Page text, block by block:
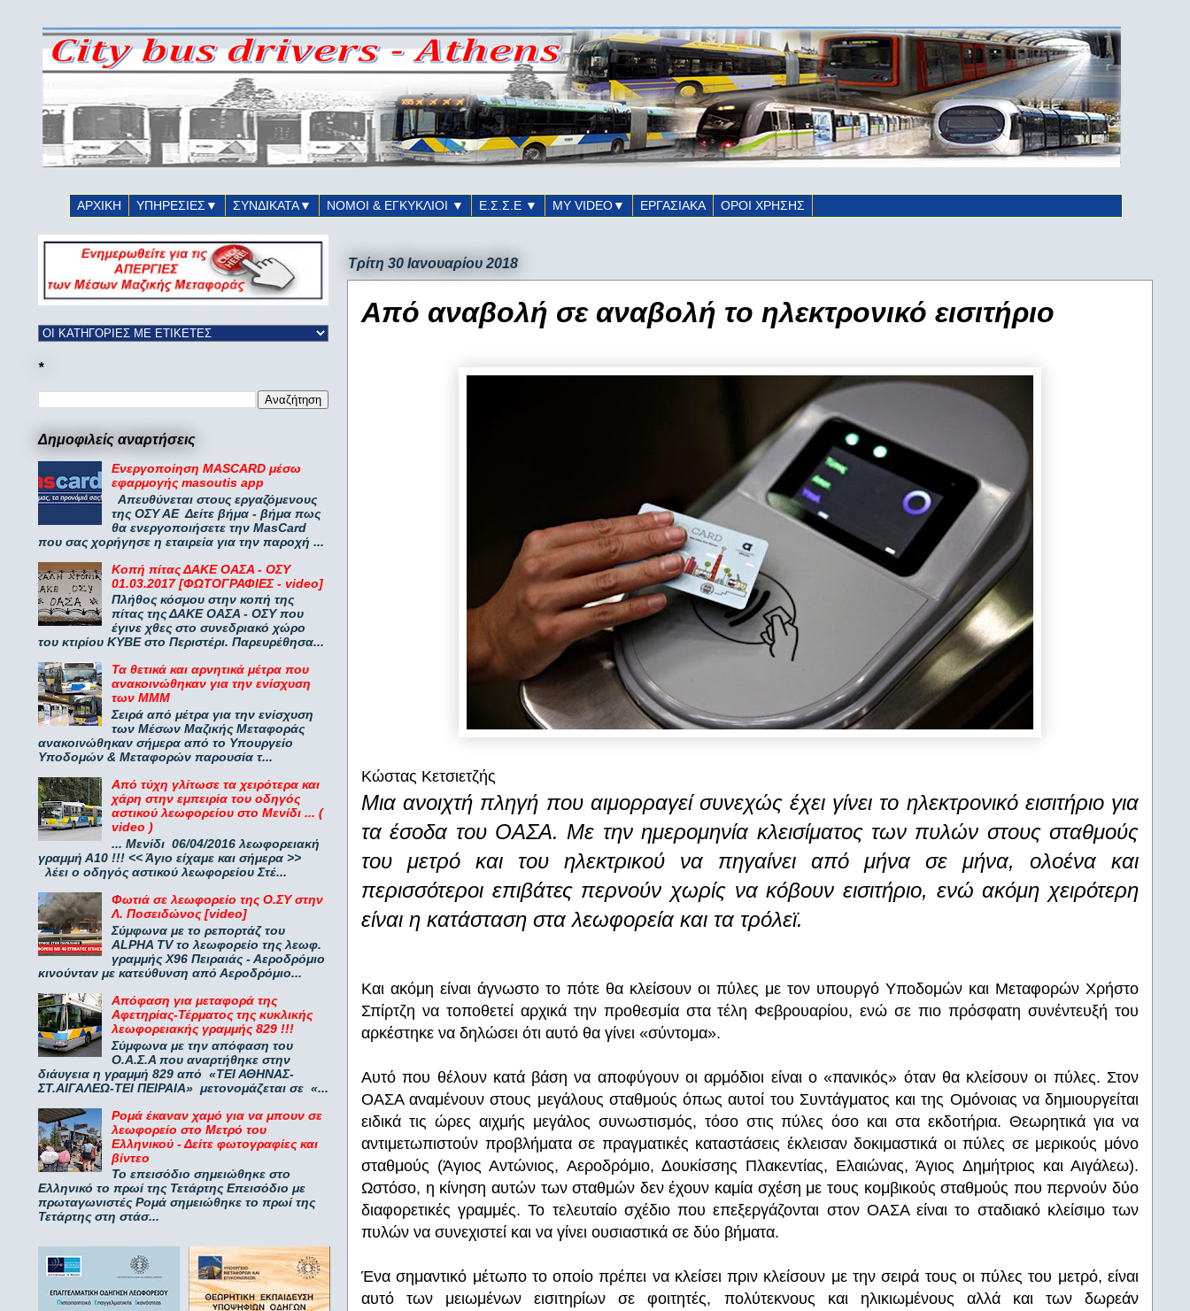
ΑΡΧΙΚΗ ΥΠΗΡΕΣΙΕΣ▼ ΣΥΝΔΙΚΑΤΑ▼ ΝΟΜΟΙ & ΕΓΚΥΚΛΙΟΙ ▼ Ε.Σ.Σ.Ε ▼ ΜΥ VIDEO▼ ΕΡΓΑΣΙΑΚΑ ΟΡΟΙ ΧΡΗΣΗΣ
Τρίτη 30 Ιανουαρίου 2018
Από αναβολή σε αναβολή το ηλεκτρονικό εισιτήριο
Κώστας Κετσιετζής
Μια ανοιχτή πληγή που αιμορραγεί συνεχώς έχει γίνει το ηλεκτρονικό εισιτήριο για
τα έσοδα του ΟΑΣΑ. Με την ημερομηνία κλεισίματος των πυλών στους σταθμούς
του μετρό και του ηλεκτρικού να πηγαίνει από μήνα σε μήνα, ολοένα και
περισσότεροι επιβάτες περνούν χωρίς να κόβουν εισιτήριο, ενώ ακόμη χειρότερη
είναι η κατάσταση στα λεωφορεία και τα τρόλεϊ.
Και ακόμη είναι άγνωστο το πότε θα κλείσουν οι πύλες με τον υπουργό Υποδομών και Μεταφορών Χρήστο
Σπίρτζη να τοποθετεί αρχικά την προθεσμία στα τέλη Φεβρουαρίου, ενώ σε πιο πρόσφατη συνέντευξή του
αρκέστηκε να δηλώσει ότι αυτό θα γίνει «σύντομα».
Αυτό που θέλουν κατά βάση να αποφύγουν οι αρμόδιοι είναι ο «πανικός» όταν θα κλείσουν οι πύλες. Στον
ΟΑΣΑ αναμένουν στους μεγάλους σταθμούς όπως αυτοί του Συντάγματος και της Ομόνοιας να δημιουργείται
ειδικά τις ώρες αιχμής μεγάλος συνωστισμός, τόσο στις πύλες όσο και στα εκδοτήρια. Θεωρητικά για να
αντιμετωπιστούν προβλήματα σε πραγματικές καταστάσεις έκλεισαν δοκιμαστικά οι πύλες σε μερικούς μόνο
σταθμούς (Άγιος Αντώνιος, Αεροδρόμιο, Δουκίσσης Πλακεντίας, Ελαιώνας, Άγιος Δημήτριος και Αιγάλεω).
Ωστόσο, η κίνηση αυτών των σταθμών δεν έχουν καμία σχέση με τους κομβικούς σταθμούς που περνούν δύο
διαφορετικές γραμμές. Το τελευταίο σχέδιο που επεξεργάζονται στον ΟΑΣΑ είναι το σταδιακό κλείσιμο των
πυλών να συνεχιστεί και να γίνει ουσιαστικά σε δύο βήματα.
Ένα σημαντικό μέτωπο το οποίο πρέπει να κλείσει πριν κλείσουν με την σειρά τους οι πύλες του μετρό, είναι
αυτό των μειωμένων εισιτηρίων σε φοιτητές, πολύτεκνους και ηλικιωμένους αλλά και των δωρεάν
*
Δημοφιλείς αναρτήσεις
Ενεργοποίηση MASCARD μέσω
εφαρμογής masoutis app
Απευθύνεται στους εργαζόμενους
της ΟΣΥ ΑΕ Δείτε βήμα - βήμα πως
θα ενεργοποιήσετε την MasCard
που σας χορήγησε η εταιρεία για την παροχή ...
Κοπή πίτας ΔΑΚΕ ΟΑΣΑ - ΟΣΥ
01.03.2017 [ΦΩΤΟΓΡΑΦΙΕΣ - video]
Πλήθος κόσμου στην κοπή της
πίτας της ΔΑΚΕ ΟΑΣΑ - ΟΣΥ που
έγινε χθες στο συνεδριακό χώρο
του κτιρίου ΚΥΒΕ στο Περιστέρι. Παρευρέθησα...
Τα θετικά και αρνητικά μέτρα που
ανακοινώθηκαν για την ενίσχυση
των ΜΜΜ
Σειρά από μέτρα για την ενίσχυση
των Μέσων Μαζικής Μεταφοράς
ανακοινώθηκαν σήμερα από το Υπουργείο
Υποδομών & Μεταφορών παρουσία τ...
Από τύχη γλίτωσε τα χειρότερα και
χάρη στην εμπειρία του οδηγός
αστικού λεωφορείου στο Μενίδι ... (
video )
... Μενίδι 06/04/2016 λεωφορειακή
γραμμή Α10 !!! << Άγιο είχαμε και σήμερα >>
λέει ο οδηγός αστικού λεωφορείου Στέ...
Φωτιά σε λεωφορείο της Ο.ΣΥ στην
Λ. Ποσειδώνος [video]
Σύμφωνα με το ρεπορτάζ του
ALPHA TV το λεωφορείο της λεωφ.
γραμμής Χ96 Πειραιάς - Αεροδρόμιο
κινούνταν με κατεύθυνση από Αεροδρόμιο...
Απόφαση για μεταφορά της
Αφετηρίας-Τέρματος της κυκλικής
λεωφορειακής γραμμής 829 !!!
Σύμφωνα με την απόφαση του
Ο.Α.Σ.Α που αναρτήθηκε στην
διάυγεια η γραμμή 829 από «ΤΕΙ ΑΘΗΝΑΣ-
ΣΤ.ΑΙΓΑΛΕΩ-ΤΕΙ ΠΕΙΡΑΙΑ» μετονομάζεται σε «...
Ρομά έκαναν χαμό για να μπουν σε
λεωφορείο στο Μετρό του
Ελληνικού - Δείτε φωτογραφίες και
βίντεο
Το επεισόδιο σημειώθηκε στο
Ελληνικό το πρωί της Τετάρτης Επεισόδιο με
πρωταγωνιστές Ρομά σημειώθηκε το πρωί της
Τετάρτης στη στάσ...